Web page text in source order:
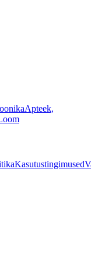
Apteek,
Kasutustingimused